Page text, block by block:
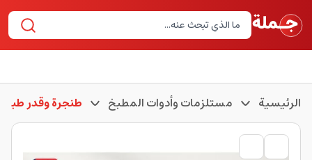
الرئيسية مستلزمات وأدوات المطبخ طنجرة وقدر طبخ